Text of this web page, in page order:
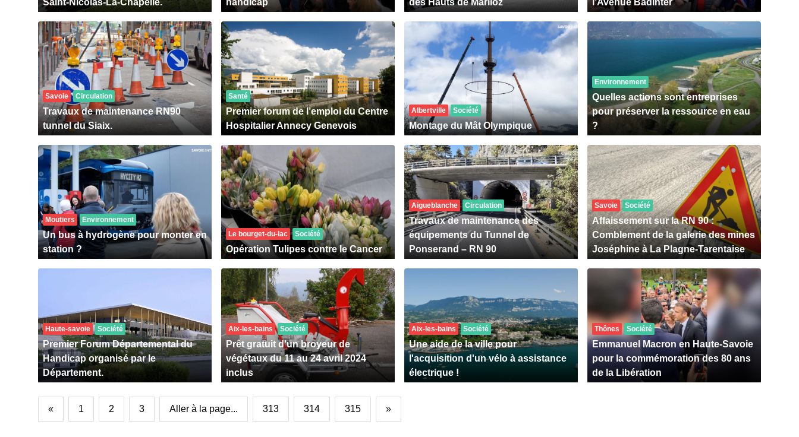
Saint-Nicolas-La-Chapelle.
handicap
des Hauts de Marlioz
l’Avenue Badinter
Savoie Circulation
Travaux de maintenance RN90
tunnel du Siaix.
Santé
Premier forum de l’emploi du Centre
Hospitalier Annecy Genevois
Albertville Société
Montage du Mât Olympique
Environnement
Quelles actions sont entreprises
pour préserver la ressource en eau
?
Moutiers Environnement
Un bus à hydrogène pour monter en
station ?
Le bourget-du-lac Société
Opération Tulipes contre le Cancer
Aigueblanche Circulation
Travaux de maintenance des
équipements du Tunnel de
Ponserand – RN 90
Savoie Société
Affaissement sur la RN 90 :
Comblement de la galerie des mines
Joséphine à La Plagne-Tarentaise
Haute-savoie Société
Premier Forum Départemental du
Handicap organisé par le
Département.
Aix-les-bains Société
Prêt gratuit d'un broyeur de
végétaux du 11 au 24 avril 2024
inclus
Aix-les-bains Société
Une aide de la ville pour
l'acquisition d'un vélo à assistance
électrique !
Thônes Société
Emmanuel Macron en Haute-Savoie
pour la commémoration des 80 ans
de la Libération
« 1 2 3 Aller à la page... 313 314 315 »